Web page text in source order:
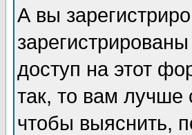
А вы
доступ на этот
так, то вам лучше
чтобы выяснить,